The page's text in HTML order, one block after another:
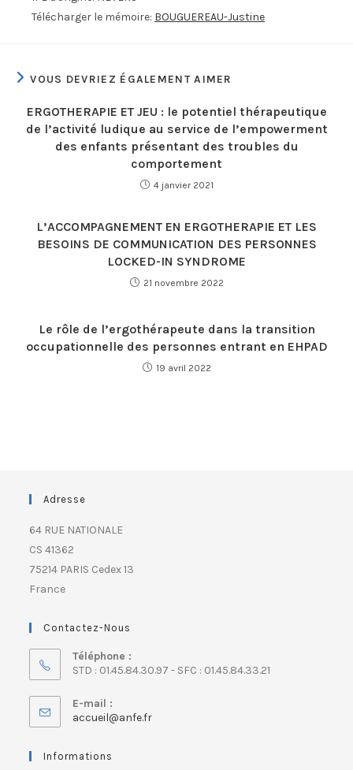
Télécharger le mémoire: BOUGUEREAU-Justine
VOUS DEVRIEZ ÉGALEMENT AIMER
ERGOTHERAPIE ET JEU : le potentiel thérapeutique
de l’activité ludique au service de l’empowerment
des enfants présentant des troubles du
comportement
4 janvier 2021
L’ACCOMPAGNEMENT EN ERGOTHERAPIE ET LES
BESOINS DE COMMUNICATION DES PERSONNES
LOCKED-IN SYNDROME
21 novembre 2022
Le rôle de l’ergothérapeute dans la transition
occupationnelle des personnes entrant en EHPAD
19 avril 2022
Adresse
64 RUE NATIONALE
CS 41362
75214 PARIS Cedex 13
France
Contactez-Nous
Téléphone :
STD : 01.45.84.30.97 - SFC : 01.45.84.33.21
E-mail :
accueil@anfe.fr
Informations